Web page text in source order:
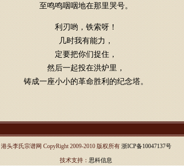
至鸣鸣咽咽地在那里哭号。
利刃哟，铁索呀！
几时我有能力，
定要把你们捉住，
然后一起投在洪炉里，
铸成一座小小的革命胜利的纪念塔。
港头李氏宗谱网 CopyRight 2009-2010 版权所有浙ICP备10047137号
技术支持：思科信息